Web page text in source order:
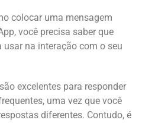
colocar uma mensagem
você precisa saber que
usar na interação com o seu
excelentes para responder
uma vez que você
diferentes. Contudo, é